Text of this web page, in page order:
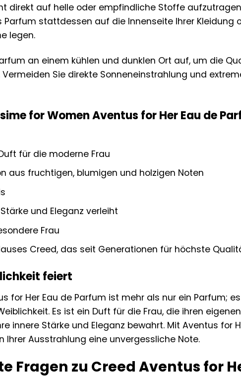
direkt auf helle oder empfindliche Stoffe
Parfum stattdessen auf die Innenseite Ihrer Kleidung
legen.
an einem kühlen und dunklen Ort auf, um die
Sie direkte Sonneneinstrahlung und
for Women Aventus for Her Eau de
für die moderne Frau
aus fruchtigen, blumigen und holzigen Noten
und Eleganz verleiht
Frau
Creed, das seit Generationen für höchste
feiert
for Her Eau de Parfum ist mehr als nur ein Parfum;
Es ist ein Duft für die Frau, die ihren
innere Stärke und Eleganz bewahrt. Mit Aventus for
Ihrer Ausstrahlung eine unvergessliche Note.
Fragen zu Creed Aventus for